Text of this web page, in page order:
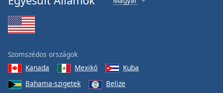
Szomszédos országok
Kanada
Mexikó
Kuba
Bahama-szigetek
Belize